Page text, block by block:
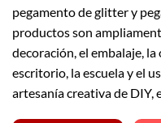
pegamento de glitter y
productos son
decoración, el embalaje,
escritorio, la escuela y el
artesanía creativa de DIY,